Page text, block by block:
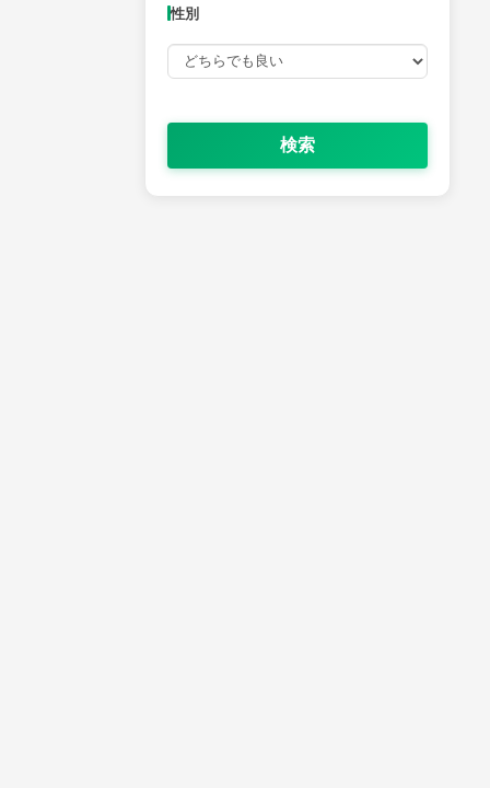
性別
検索